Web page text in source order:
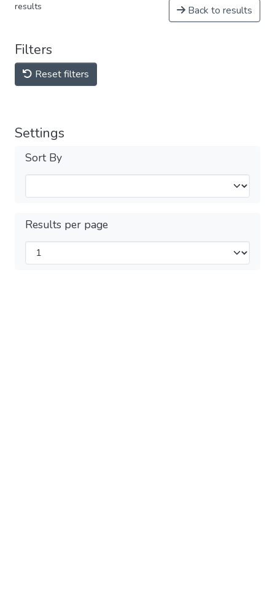
results Back to results
Filters
Reset filters
Settings
Sort By
Results per page